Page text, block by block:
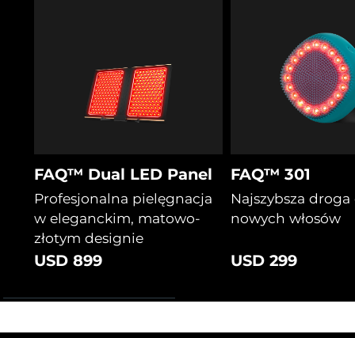
FAQ™ Dual LED Panel
Profesjonalna pielęgnacja
w eleganckim, matowo-
złotym designie
USD 899
FAQ™ 301
Najszybsza droga
nowych włosów
USD 299